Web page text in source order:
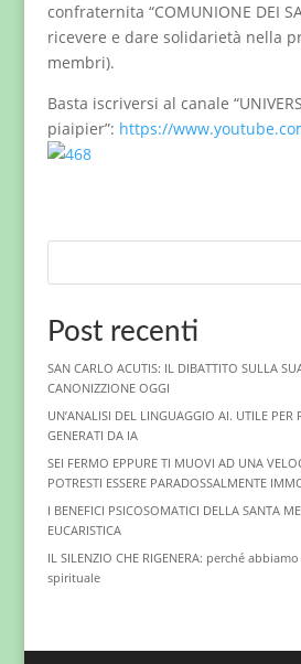
confraternita “COMUNIONE DEI
ricevere e dare solidarietà nella
membri).
Basta iscriversi al canale
piaipier”: https://
Post recenti
SAN CARLO ACUTIS: IL DIBATTITO SULLA
CANONIZZIONE OGGI
UN’ANALISI DEL LINGUAGGIO AI. UTILE PER
GENERATI DA IA
SEI FERMO EPPURE TI MUOVI AD UNA
POTRESTI ESSERE PARADOSSALMENTE
I BENEFICI PSICOSOMATICI DELLA SANTA
EUCARISTICA
IL SILENZIO CHE RIGENERA: perché
spirituale